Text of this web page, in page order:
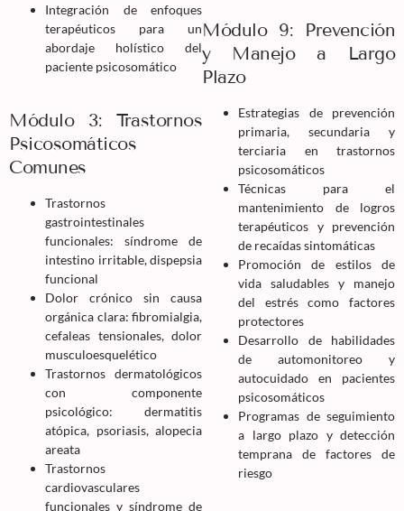
Integración de enfoques
terapéuticos para un
abordaje holístico del
paciente psicosomático
Módulo 3: Trastornos
Psicosomáticos
Comunes
Trastornos
gastrointestinales
funcionales: síndrome de
intestino irritable, dispepsia
funcional
Dolor crónico sin causa
orgánica clara: fibromialgia,
cefaleas tensionales, dolor
musculoesquelético
Trastornos dermatológicos
con componente
psicológico: dermatitis
atópica, psoriasis, alopecia
areata
Trastornos
cardiovasculares
funcionales y síndrome de
Módulo 9: Prevención
y Manejo a Largo
Plazo
Estrategias de prevención
primaria, secundaria y
terciaria en trastornos
psicosomáticos
Técnicas para el
mantenimiento de logros
terapéuticos y prevención
de recaídas sintomáticas
Promoción de estilos de
vida saludables y manejo
del estrés como factores
protectores
Desarrollo de habilidades
de automonitoreo y
autocuidado en pacientes
psicosomáticos
Programas de seguimiento
a largo plazo y detección
temprana de factores de
riesgo